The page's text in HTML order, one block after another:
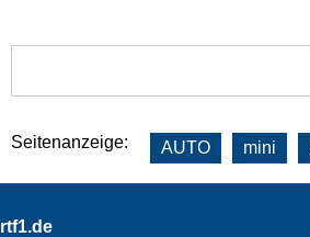
Seitenanzeige: AUTO mini
Footer
rtf1.de